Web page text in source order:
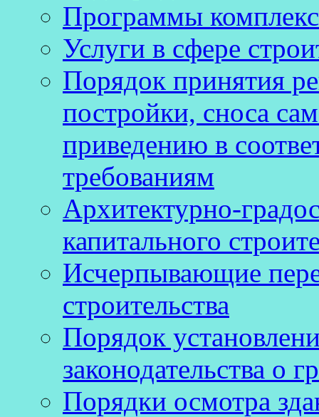
Программы
Услуги в сфере
Порядок принятия
постройки, сноса
приведению в
требованиям
Архитектурно-
капитального
Исчерпывающие
строительства
Порядок
законодательства о
Порядки осмотра